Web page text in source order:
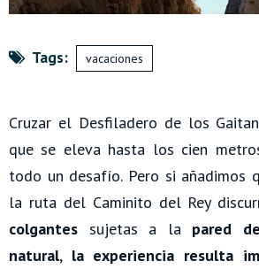
Tags: vacaciones
Cruzar el Desfiladero de los
que se eleva hasta los cien
todo un desafío. Pero si añadimos
la ruta del Caminito del Rey
colgantes sujetas a la pared
natural, la experiencia resulta